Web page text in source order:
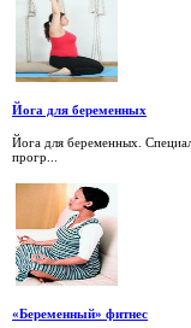
Йога для беременных
Йога для беременных.
прогр...
«Беременный» фитнес